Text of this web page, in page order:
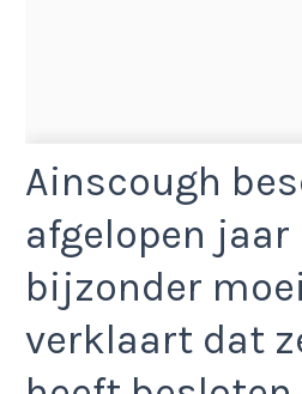
Ainscough
afgelopen jaar
bijzonder
verklaart dat